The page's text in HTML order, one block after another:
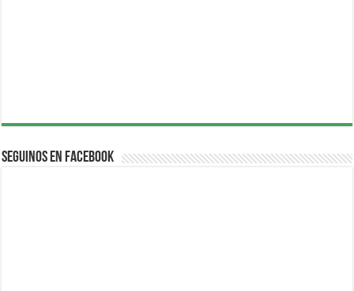
Seguinos en Facebook